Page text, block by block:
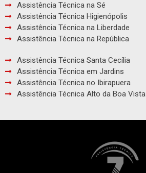
Assistência Técnica na Sé
Assistência Técnica Higienópolis
Assistência Técnica na Liberdade
Assistência Técnica na República
Assistência Técnica Santa Cecília
Assistência Técnica em Jardins
Assistência Técnica no Ibirapuera
Assistência Técnica Alto da Boa Vista